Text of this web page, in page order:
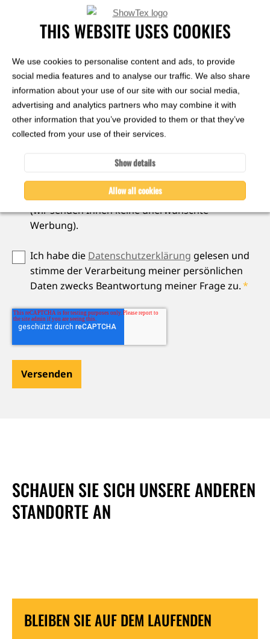
THIS WEBSITE USES COOKIES
We use cookies to personalise content and ads, to provide
social media features and to analyse our traffic. We also share
information about your use of our site with our social media,
advertising and analytics partners who may combine it with
other information that you’ve provided to them or that they’ve
collected from your use of their services.
Show details
Allow all cookies
Nachricht *
Ich möchte zukünftig gerne über die aktuellsten
ShowTex Aktualisierungen informiert werden
(wir senden Ihnen keine unerwünschte
Werbung).
Ich habe die Datenschutzerklärung gelesen und
stimme der Verarbeitung meiner persönlichen
Daten zwecks Beantwortung meiner Frage zu.*
SCHAUEN SIE SICH UNSERE ANDEREN
STANDORTE AN
BLEIBEN SIE AUF DEM LAUFENDEN